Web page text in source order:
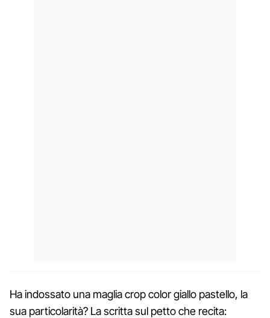
Ha indossato una maglia crop color giallo pastello, la
sua particolarità? La scritta sul petto che recita: